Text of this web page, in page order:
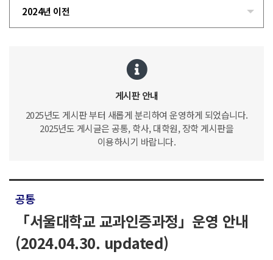
2024년 이전
게시판 안내
2025년도 게시판 부터 새롭게 분리하여 운영하게 되었습니다.
2025년도 게시글은 공통, 학사, 대학원, 장학 게시판을
이용하시기 바랍니다.
공통
「서울대학교 교과인증과정」운영 안내
(2024.04.30. updated)